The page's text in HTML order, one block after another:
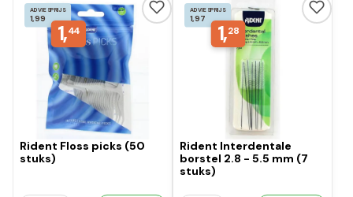
ADVIESPRIJS
1,99
1,44
Rident Floss picks (50
stuks)
ADVIESPRIJS
1,97
1,28
Rident Interdentale
borstel 2.8 - 5.5 mm (7
stuks)